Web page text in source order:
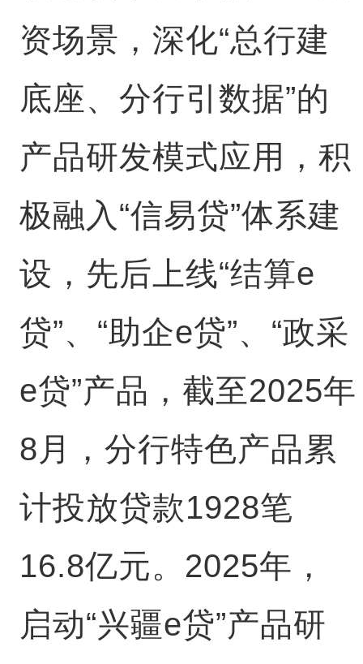
资场景，深化“总行建
底座、分行引数据”的
产品研发模式应用，积
极融入“信易贷”体系建
设，先后上线“结算e
贷”、“助企e贷”、“政采
e贷”产品，截至2025年
8月，分行特色产品累
计投放贷款1928笔
16.8亿元。2025年，
启动“兴疆e贷”产品研